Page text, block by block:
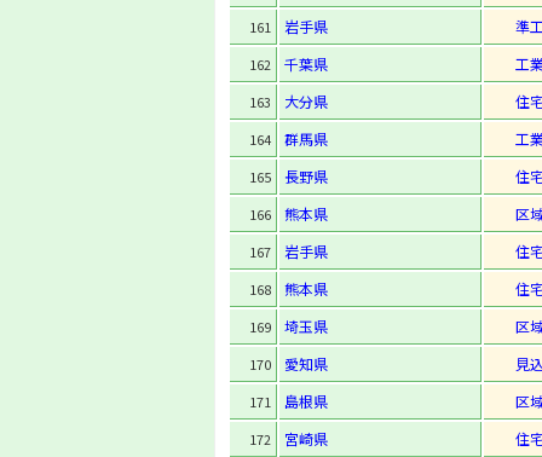
161 岩手県 準
162 千葉県 工
163 大分県 住
164 群馬県 工
165 長野県 住
166 熊本県 区
167 岩手県 住
168 熊本県 住
169 埼玉県 区
170 愛知県 見
171 島根県 区
172 宮崎県 住